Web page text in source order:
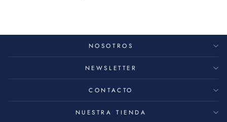
NOSOTROS
NEWSLETTER
CONTACTO
NUESTRA TIENDA